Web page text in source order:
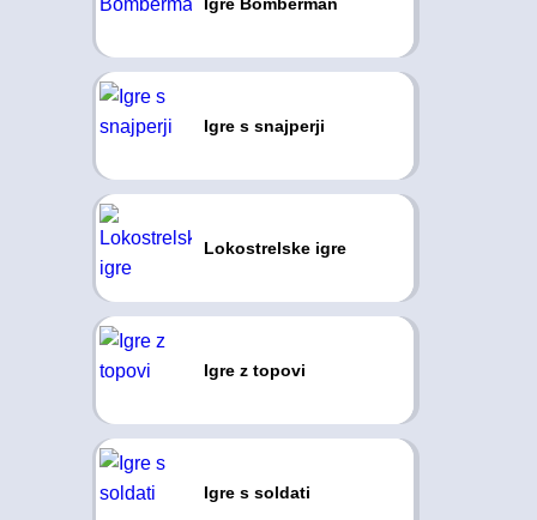
Igre s snajperji
Lokostrelske igre
Igre z topovi
Igre s soldati